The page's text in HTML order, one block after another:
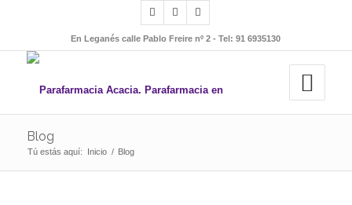
En Leganés calle Pablo Freire nº 2 - Tel: 91 6935130
Blog
Tú estás aquí: Inicio / Blog